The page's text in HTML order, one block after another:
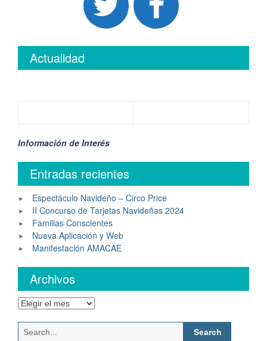
Actualidad
Información de Interés
Entradas recientes
Espectáculo Navideño – Circo Price
II Concurso de Tarjetas Navideñas 2024
Familias Conscientes
Nueva Aplicación y Web
Manifestación AMACAE
Archivos